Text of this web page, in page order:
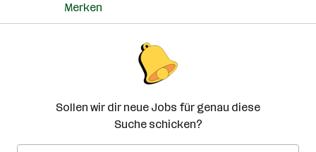
Merken
Sollen wir dir neue Jobs für genau diese
Suche schicken?